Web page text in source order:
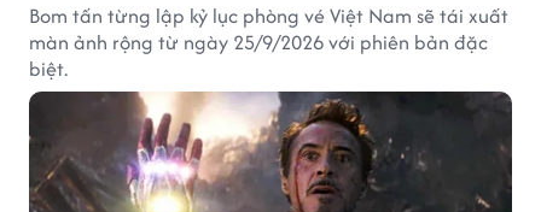
Bom tấn từng lập kỷ lục phòng vé Việt Nam sẽ tái xuất
màn ảnh rộng từ ngày 25/9/2026 với phiên bản đặc
biệt.